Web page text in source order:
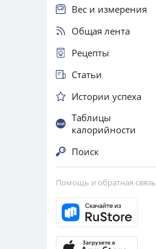
Вес и измерения
Общая лента
Рецепты
Статьи
Истории успеха
Таблицы
калорийности
Поиск
Помощь и обратная связь